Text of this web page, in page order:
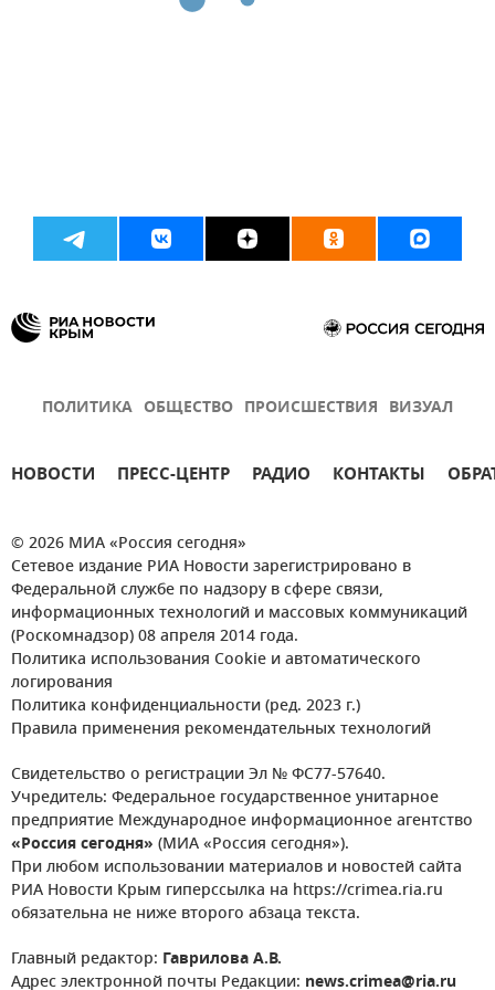
ПОЛИТИКА ОБЩЕСТВО ПРОИСШЕСТВИЯ ВИЗУАЛ
НОВОСТИ ПРЕСС-ЦЕНТР РАДИО КОНТАКТЫ
© 2026 МИА «Россия сегодня»
Сетевое издание РИА Новости зарегистрировано в
Федеральной службе по надзору в сфере связи,
информационных технологий и массовых коммуникаций
(Роскомнадзор) 08 апреля 2014 года.
Политика использования Cookie и автоматического
логирования
Политика конфиденциальности (ред. 2023 г.)
Правила применения рекомендательных технологий
Свидетельство о регистрации Эл № ФС77-57640.
Учредитель: Федеральное государственное унитарное
предприятие Международное информационное агентство
«Россия сегодня» (МИА «Россия сегодня»).
При любом использовании материалов и новостей сайта
РИА Новости Крым гиперссылка на https://crimea.ria.ru
обязательна не ниже второго абзаца текста.
Главный редактор: Гаврилова А.В.
Адрес электронной почты Редакции: news.crimea@ria.ru